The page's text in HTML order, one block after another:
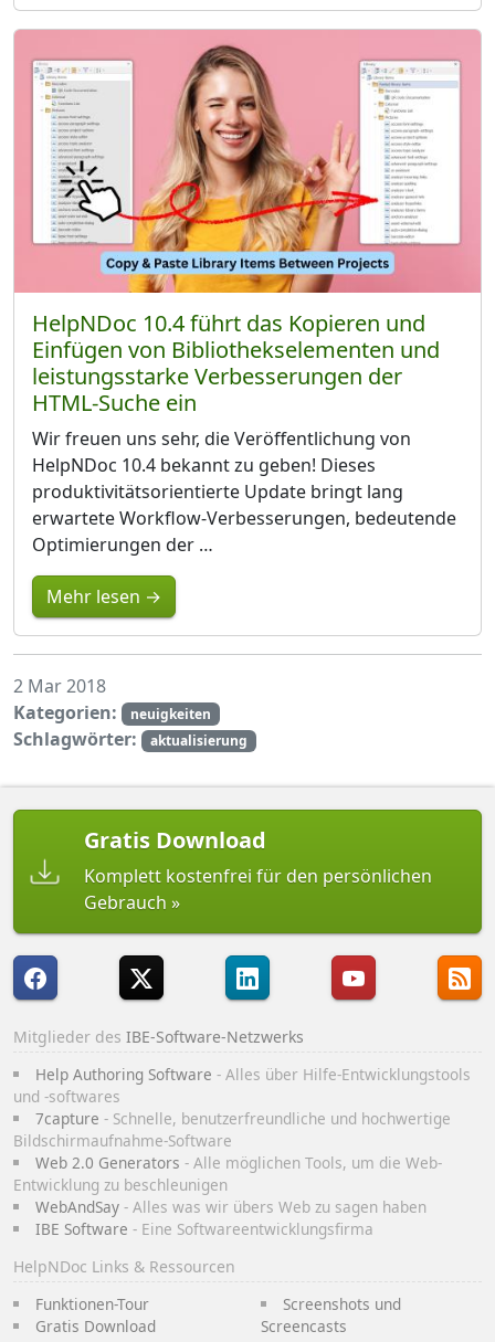
HelpNDoc 10.4 führt das Kopieren und
Einfügen von Bibliothekselementen und
leistungsstarke Verbesserungen der
HTML-Suche ein
Wir freuen uns sehr, die Veröffentlichung von
HelpNDoc 10.4 bekannt zu geben! Dieses
produktivitätsorientierte Update bringt lang
erwartete Workflow-Verbesserungen, bedeutende
Optimierungen der …
Mehr lesen →
2 Mar 2018
Kategorien:
neuigkeiten
Schlagwörter: aktualisierung
Gratis Download
Komplett kostenfrei für den persönlichen
Gebrauch
Mitglieder des IBE-Software-Netzwerks
Help Authoring Software - Alles über Hilfe-Entwicklungstools
und -softwares
7capture - Schnelle, benutzerfreundliche und hochwertige
Bildschirmaufnahme-Software
Web 2.0 Generators - Alle möglichen Tools, um die Web-
Entwicklung zu beschleunigen
WebAndSay- Alles was wir übers Web zu sagen haben
IBE Software - Eine Softwareentwicklungsfirma
HelpNDoc Links & Ressourcen
Funktionen-Tour
Gratis Download
Screenshots und
Screencasts